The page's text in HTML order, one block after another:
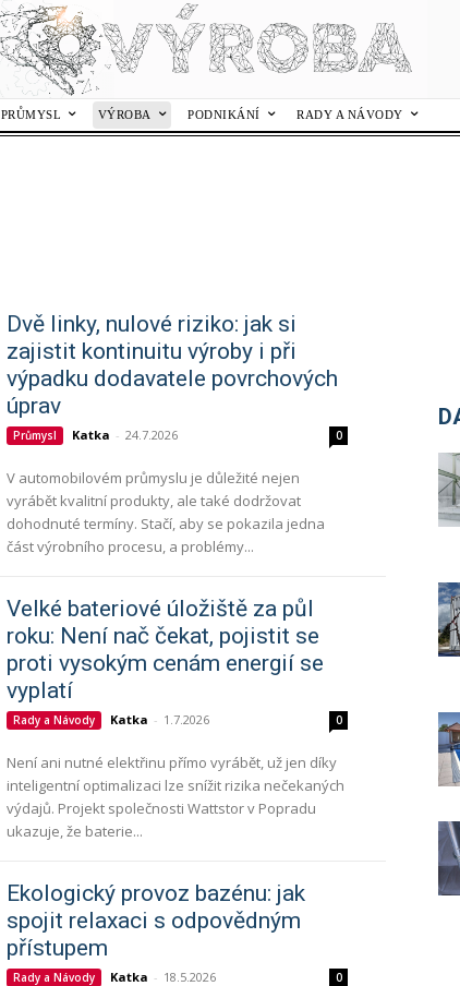
PRŮMYSL VÝROBA PODNIKÁNÍ RADY A NÁVODY
Dvě linky, nulové riziko: jak si
zajistit kontinuitu výroby i při
výpadku dodavatele povrchových
úprav
Průmysl Katka - 24.7.2026 0
V automobilovém průmyslu je důležité nejen
vyrábět kvalitní produkty, ale také dodržovat
dohodnuté termíny. Stačí, aby se pokazila jedna
část výrobního procesu, a problémy...
Velké bateriové úložiště za půl
roku: Není nač čekat, pojistit se
proti vysokým cenám energií se
vyplatí
Rady a Návody Katka - 1.7.2026 0
Není ani nutné elektřinu přímo vyrábět, už jen díky
inteligentní optimalizaci lze snížit rizika nečekaných
výdajů. Projekt společnosti Wattstor v Popradu
ukazuje, že baterie...
Ekologický provoz bazénu: jak
spojit relaxaci s odpovědným
přístupem
Rady a Návody Katka - 18.5.2026 0